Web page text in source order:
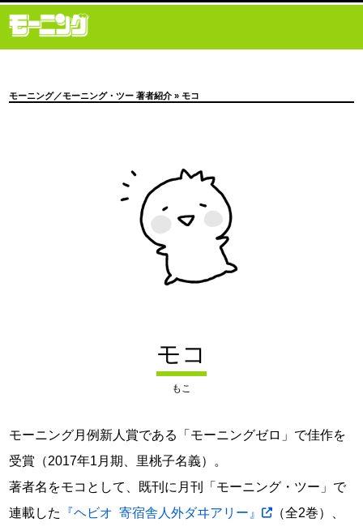
モーニング／モーニング・ツー 著者紹介 » モコ
モコ
もこ
モーニング月例新人賞である「モーニングゼロ」で佳作を
受賞（2017年1月期、里桃子名義）。
著者名をモコとして、既刊に月刊「モーニング・ツー」で
連載した
『ヘビオ 寄宿舎人外ダヰアリー』
（全2巻）、